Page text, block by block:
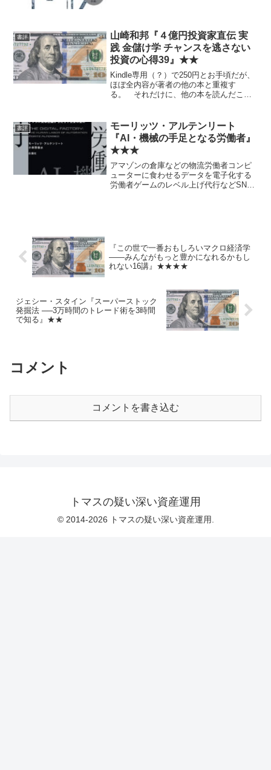
書評
山崎和邦『４億円投資家直伝 実
践 金儲け学 チャンスを逃さない
投資の心得39』★★
Kindle専用（？）で250円とお手頃だが、
ほぼ全内容が著者の他の本と重複す
る。 それだけに、他の本を読んだこと
書評
モーリッツ・アルテンリート
『AI・機械の手足となる労働者』
★★★
アマゾンの倉庫などの物流労働者コンピ
ューターに食わせるデータを電子化する
労働者ゲームのレベル上げ代行などSNS
『この世で一番おもしろいマクロ経済学
――みんながもっと豊かになれるかもし
れない16講』★★★★
ジェシー・スタイン『スーパーストック
発掘法 ──3万時間のトレード術を3時間
で知る』★★
コメント
コメントを書き込む
トマスの疑い深い資産運用
© 2014-2026 トマスの疑い深い資産運用.